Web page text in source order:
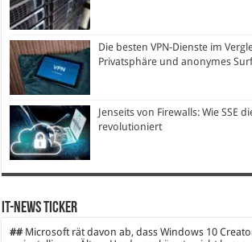
Die besten VPN-Dienste im
Privatsphäre und anonymes
Jenseits von Firewalls: Wie SSE
revolutioniert
IT-News Ticker
## Microsoft rät davon ab, dass Windows 10